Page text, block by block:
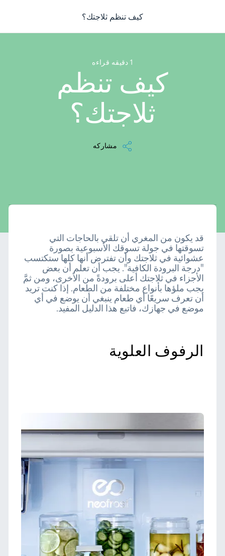
استخدام
1 دقيقه قراءه
كيف تنظم
ثلاجتك؟
مشاركه
كيف تنظم ثلاجتك؟
قد يكون من المغري أن تلقي بالحاجات التي
تسوقتها في جولة تسوقك الأسبوعية بصورة
عشوائية في ثلاجتك وأن تفترض أنها كلها ستكتسب
"درجة البرودة الكافية". يجب أن تعلم أن بعض
الأجزاء في ثلاجتك أعلى برودةً من الأخرى، ومن ثمَّ
يجب ملؤها بأنواع مختلفة من الطعام. إذا كنت تريد
أن تعرف سريعًا أي طعام ينبغي أن يوضع في أي
موضع في جهازك، فاتبع هذا الدليل المفيد.
الرفوف العلوية